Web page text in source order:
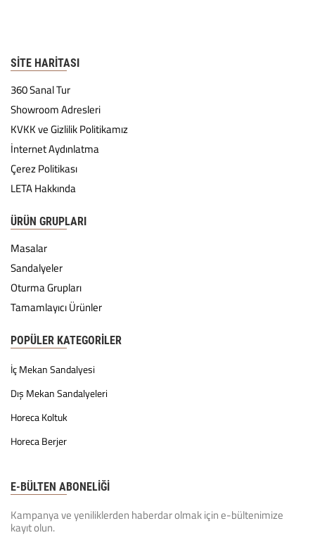
SITE HARITASI
360 Sanal Tur
Showroom Adresleri
KVKK ve Gizlilik Politikamız
İnternet Aydınlatma
Çerez Politikası
LETA Hakkında
ÜRÜN GRUPLARI
Masalar
Sandalyeler
Oturma Grupları
Tamamlayıcı Ürünler
POPÜLER KATEGORILER
İç Mekan Sandalyesi
Dış Mekan Sandalyeleri
Horeca Koltuk
Horeca Berjer
E-BÜLTEN ABONELİĞİ
Kampanya ve yeniliklerden haberdar olmak için e-bültenimize
kayıt olun.